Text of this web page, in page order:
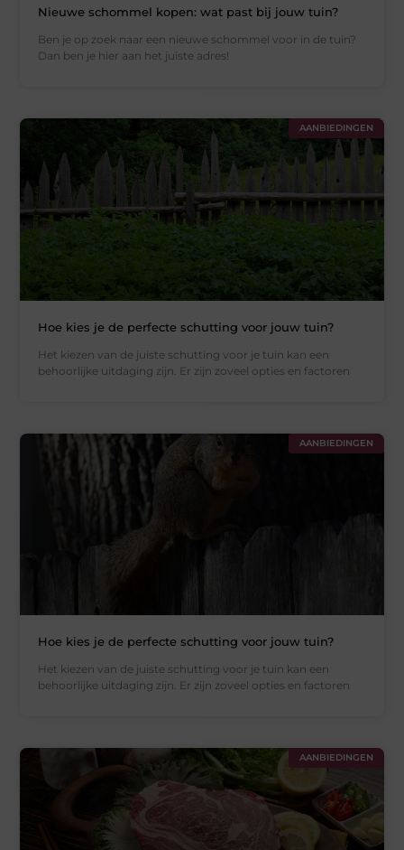
Nieuwe schommel kopen: wat past bij jouw tuin?
Ben je op zoek naar een nieuwe schommel voor in de tuin?
Dan ben je hier aan het juiste adres!
AANBIEDINGEN
Hoe kies je de perfecte schutting voor jouw tuin?
Het kiezen van de juiste schutting voor je tuin kan een
behoorlijke uitdaging zijn. Er zijn zoveel opties en factoren
AANBIEDINGEN
Hoe kies je de perfecte schutting voor jouw tuin?
Het kiezen van de juiste schutting voor je tuin kan een
behoorlijke uitdaging zijn. Er zijn zoveel opties en factoren
AANBIEDINGEN